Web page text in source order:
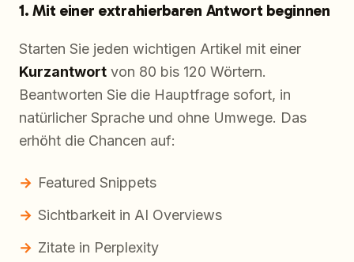
1. Mit einer extrahierbaren Antwort beginnen
Starten Sie jeden wichtigen Artikel mit einer
Kurzantwort von 80 bis 120 Wörtern.
Beantworten Sie die Hauptfrage sofort, in
natürlicher Sprache und ohne Umwege. Das
erhöht die Chancen auf:
Featured Snippets
Sichtbarkeit in AI Overviews
Zitate in Perplexity